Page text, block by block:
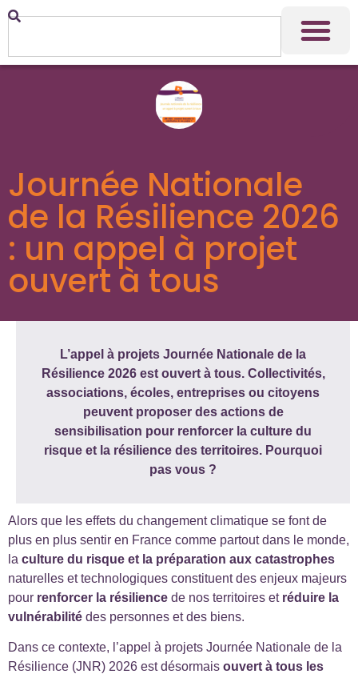
Journée Nationale
de la Résilience 2026
: un appel à projet
ouvert à tous
L’appel à projets Journée Nationale de la
Résilience 2026 est ouvert à tous. Collectivités,
associations, écoles, entreprises ou citoyens
peuvent proposer des actions de
sensibilisation pour renforcer la culture du
risque et la résilience des territoires. Pourquoi
pas vous ?
Alors que les effets du changement climatique se font de
plus en plus sentir en France comme partout dans le monde,
la culture du risque et la préparation aux catastrophes
naturelles et technologiques constituent des enjeux majeurs
pour renforcer la résilience de nos territoires et réduire la
vulnérabilité des personnes et des biens.
Dans ce contexte, l’appel à projets Journée Nationale de la
Résilience (JNR) 2026 est désormais ouvert à tous les